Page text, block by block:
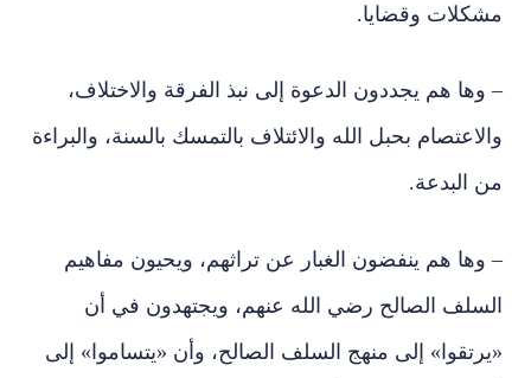
مشكلات وقضايا.
– وها هم يجددون الدعوة إلى نبذ الفرقة والاختلاف،
والاعتصام بحبل الله والائتلاف بالتمسك بالسنة، والبراءة
من البدعة.
– وها هم ينفضون الغبار عن تراثهم، ويحيون مفاهيم
السلف الصالح رضي الله عنهم، ويجتهدون في أن
«يرتقوا» إلى منهج السلف الصالح، وأن «يتساموا» إلى